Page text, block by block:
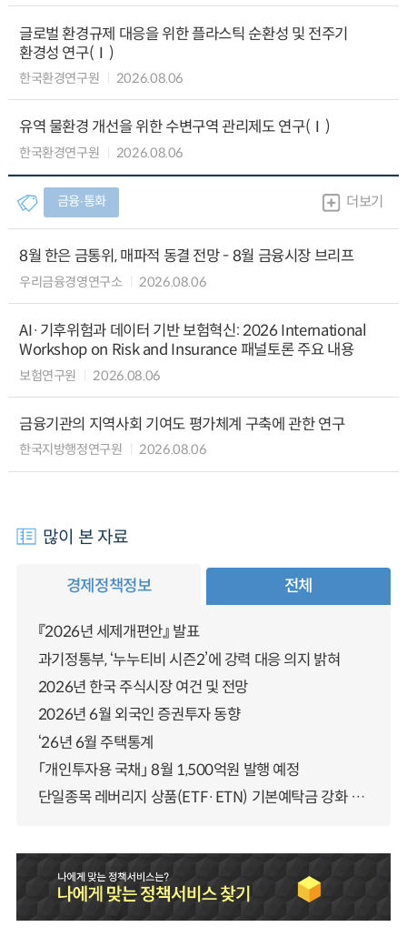
글로벌 환경규제 대응을 위한 플라스틱 순환성 및 전주기
환경성 연구(Ⅰ)
한국환경연구원 2026.08.06
유역 물환경 개선을 위한 수변구역 관리제도 연구(Ⅰ)
한국환경연구원 2026.08.06
금융∙통화 더보기
8월 한은 금통위, 매파적 동결 전망 - 8월 금융시장 브리프
우리금융경영연구소 2026.08.06
AI·기후위험과 데이터 기반 보험혁신: 2026 International
Workshop on Risk and Insurance 패널토론 주요 내용
보험연구원 2026.08.06
금융기관의 지역사회 기여도 평가체계 구축에 관한 연구
한국지방행정연구원 2026.08.06
많이 본 자료
경제정책정보 전체
『2026년 세제개편안』 발표
과기정통부, ‘누누티비 시즌2’에 강력 대응 의지 밝혀
2026년 한국 주식시장 여건 및 전망
2026년 6월 외국인 증권투자 동향
‘26년 6월 주택통계
「개인투자용 국채」 8월 1,500억원 발행 예정
단일종목 레버리지 상품(ETF·ETN) 기본예탁금 강화 조기시행 방안 안내